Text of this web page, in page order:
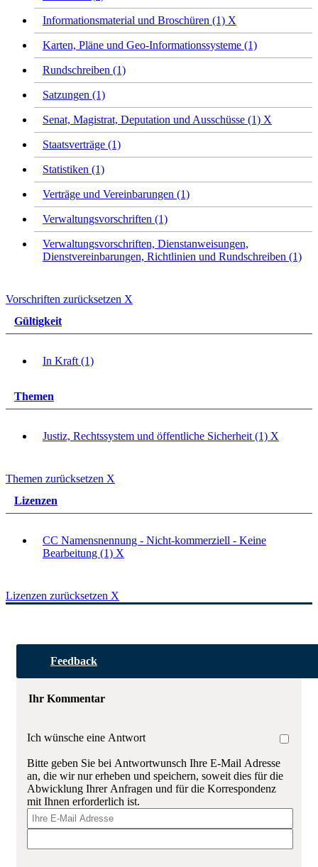
Informationsmaterial und Broschüren (1) X
Karten, Pläne und Geo-Informationssysteme (1)
Rundschreiben (1)
Satzungen (1)
Senat, Magistrat, Deputation und Ausschüsse (1) X
Staatsverträge (1)
Statistiken (1)
Verträge und Vereinbarungen (1)
Verwaltungsvorschriften (1)
Verwaltungsvorschriften, Dienstanweisungen,
Dienstvereinbarungen, Richtlinien und Rundschreiben (1)
Vorschriften zurücksetzen X
Gültigkeit
In Kraft (1)
Themen
Justiz, Rechtssystem und öffentliche Sicherheit (1) X
Themen zurücksetzen X
Lizenzen
CC Namensnennung - Nicht-kommerziell - Keine
Bearbeitung (1) X
Lizenzen zurücksetzen X
Feedback
Ihr Kommentar
Ich wünsche eine Antwort
Bitte geben Sie bei Antwortwunsch Ihre E-Mail Adresse
an, die wir nur erheben und speichern, soweit dies für die
Abwicklung Ihrer Anfragen und für die Korrespondenz
mit Ihnen erforderlich ist.